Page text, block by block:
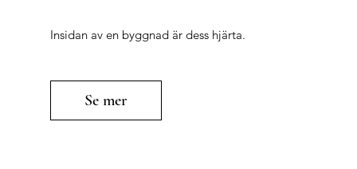
Insidan av en byggnad är dess hjärta.
Se mer